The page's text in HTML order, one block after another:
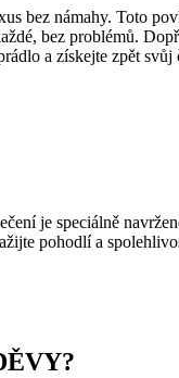
bez námahy. Toto
bez problémů.
a získejte zpět svůj
je speciálně
pohodlí a